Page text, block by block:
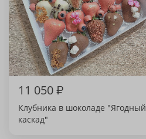
11 050₽
Клубника в шоколаде "Ягодный
каскад"